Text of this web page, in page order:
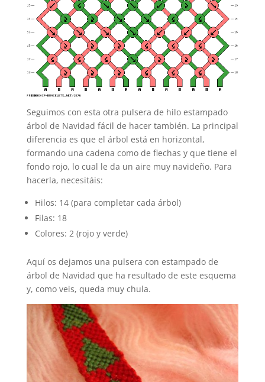
Seguimos con esta otra pulsera de hilo estampado
árbol de Navidad fácil de hacer también. La principal
diferencia es que el árbol está en horizontal,
formando una cadena como de flechas y que tiene el
fondo rojo, lo cual le da un aire muy navideño. Para
hacerla, necesitáis:
Hilos: 14 (para completar cada árbol)
Filas: 18
Colores: 2 (rojo y verde)
Aquí os dejamos una pulsera con estampado de
árbol de Navidad que ha resultado de este esquema
y, como veis, queda muy chula.